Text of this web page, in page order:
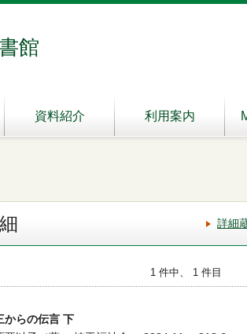
館
資料紹介 利用案内
詳細
1 件中、 1 件目
からの伝言 下